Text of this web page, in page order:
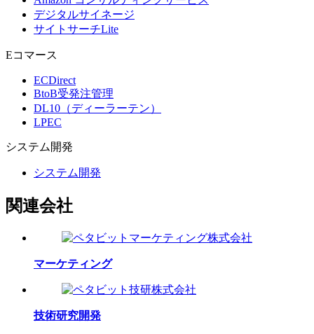
デジタルサイネージ
サイトサーチLite
Eコマース
ECDirect
BtoB受発注管理
DL10（ディーラーテン）
LPEC
システム 開発
システム開発
関連会社
マーケティング
技術研究開発